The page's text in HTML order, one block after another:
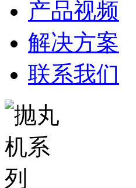
产品视频
解决方案
联系我们